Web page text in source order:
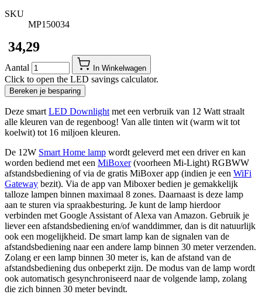
SKU
MP150034
​ 34,29
Aantal In Winkelwagen
Click to open the LED savings calculator.
Bereken je besparing
Deze smart LED Downlight met een verbruik van 12 Watt straalt
alle kleuren van de regenboog! Van alle tinten wit (warm wit tot
koelwit) tot 16 miljoen kleuren.
De 12W Smart Home lamp wordt geleverd met een driver en kan
worden bediend met een MiBoxer(voorheen Mi-Light) RGBWW
afstandsbediening of via de gratis MiBoxer app (indien je een WiFi
Gateway bezit). Via de app van Miboxer bedien je gemakkelijk
talloze lampen binnen maximaal 8 zones. Daarnaast is deze lamp
aan te sturen via spraakbesturing. Je kunt de lamp hierdoor
verbinden met Google Assistant of Alexa van Amazon. Gebruik je
liever een afstandsbediening en/of wanddimmer, dan is dit natuurlijk
ook een mogelijkheid. De smart lamp kan de signalen van de
afstandsbediening naar een andere lamp binnen 30 meter verzenden.
Zolang er een lamp binnen 30 meter is, kan de afstand van de
afstandsbediening dus onbeperkt zijn. De modus van de lamp wordt
ook automatisch gesynchroniseerd naar de volgende lamp, zolang
die zich binnen 30 meter bevindt.